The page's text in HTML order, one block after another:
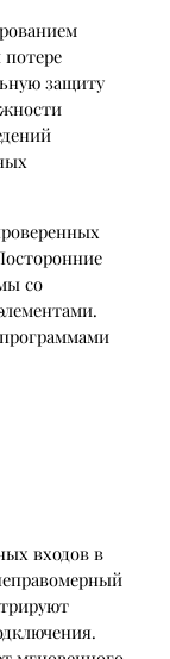
защиту
со
входов в